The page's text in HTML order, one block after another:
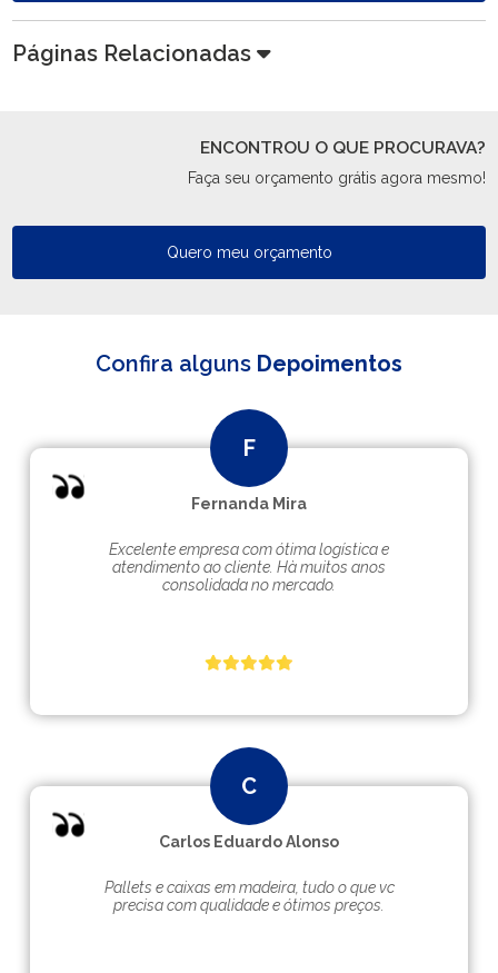
Páginas Relacionadas
ENCONTROU O QUE PROCURAVA?
Faça seu orçamento grátis agora mesmo!
Quero meu orçamento
Confira alguns Depoimentos
Fernanda Mira
Excelente empresa com ótima logística e
atendimento ao cliente. Hà muitos anos
consolidada no mercado.
Carlos Eduardo Alonso
Pallets e caixas em madeira, tudo o que vc
precisa com qualidade e ótimos preços.